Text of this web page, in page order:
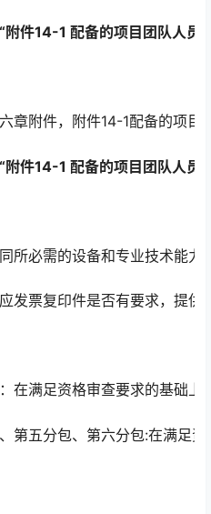
附件14-1 配备的项目团队人员
章附件，附件14-1配备的项
附件14-1 配备的项目团队人员
所必需的设备和专业技术能
发票复印件是否有要求，提
在满足资格审查要求的基础
第五分包、第六分包:在满足